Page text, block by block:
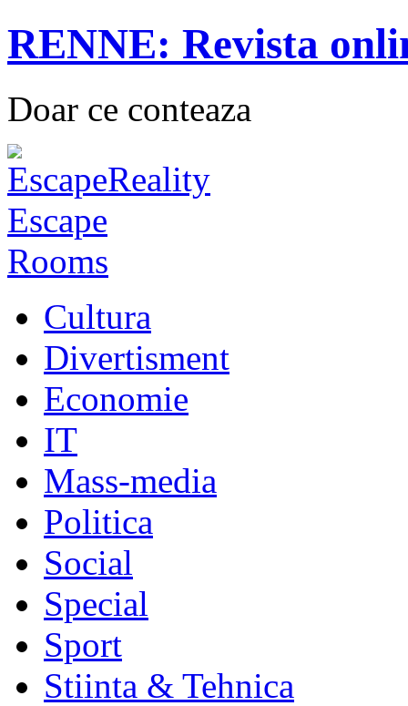
RENNE: Revista
Doar ce conteaza
Cultura
Divertisment
Economie
IT
Mass-media
Politica
Social
Special
Sport
Stiinta & Tehnica